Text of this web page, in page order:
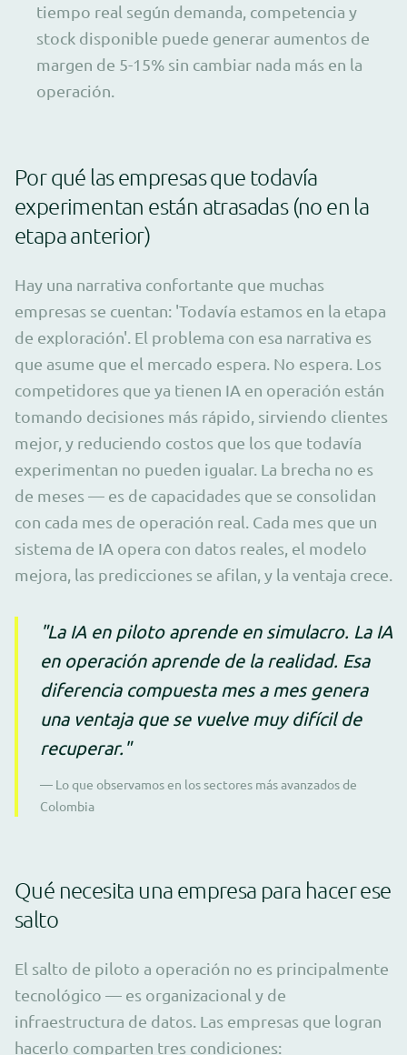
tiempo real según demanda, competencia y
stock disponible puede generar aumentos de
margen de 5-15% sin cambiar nada más en la
operación.
Por qué las empresas que todavía
experimentan están atrasadas (no en la
etapa anterior)
Hay una narrativa confortante que muchas
empresas se cuentan: 'Todavía estamos en la etapa
de exploración'. El problema con esa narrativa es
que asume que el mercado espera. No espera. Los
competidores que ya tienen IA en operación están
tomando decisiones más rápido, sirviendo clientes
mejor, y reduciendo costos que los que todavía
experimentan no pueden igualar. La brecha no es
de meses — es de capacidades que se consolidan
con cada mes de operación real. Cada mes que un
sistema de IA opera con datos reales, el modelo
mejora, las predicciones se afilan, y la ventaja crece.
"La IA en piloto aprende en simulacro. La IA
en operación aprende de la realidad. Esa
diferencia compuesta mes a mes genera
una ventaja que se vuelve muy difícil de
recuperar."
— Lo que observamos en los sectores más avanzados de
Colombia
Qué necesita una empresa para hacer ese
salto
El salto de piloto a operación no es principalmente
tecnológico — es organizacional y de
infraestructura de datos. Las empresas que logran
hacerlo comparten tres condiciones: